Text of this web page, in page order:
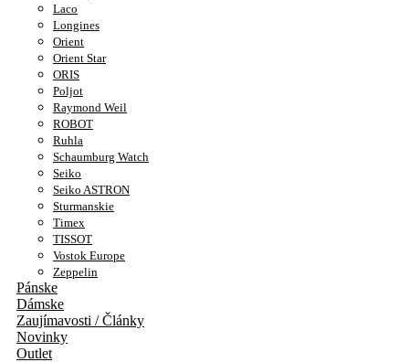
Laco
Longines
Orient
Orient Star
ORIS
Poljot
Raymond Weil
ROBOT
Ruhla
Schaumburg Watch
Seiko
Seiko ASTRON
Sturmanskie
Timex
TISSOT
Vostok Europe
Zeppelin
Pánske
Dámske
Zaujímavosti / Články
Novinky
Outlet